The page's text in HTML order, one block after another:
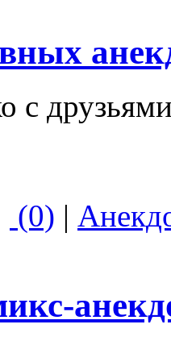
с
(0) |